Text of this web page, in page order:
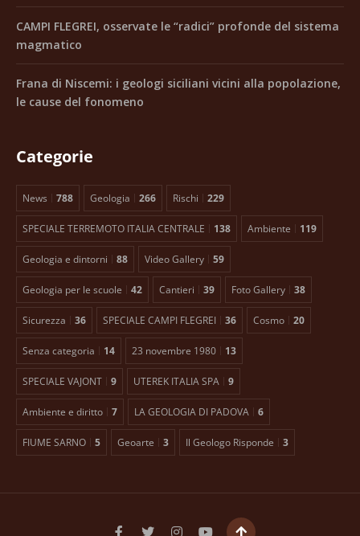
CAMPI FLEGREI, osservate le “radici” profonde del sistema
magmatico
Frana di Niscemi: i geologi siciliani vicini alla popolazione,
le cause del fonomeno
Categorie
News 788 Geologia 266 Rischi 229
SPECIALE TERREMOTO ITALIA CENTRALE 138 Ambiente 119
Geologia e dintorni 88 Video Gallery 59
Geologia per le scuole 42 Cantieri 39 Foto Gallery 38
Sicurezza 36 SPECIALE CAMPI FLEGREI 36 Cosmo 20
Senza categoria 14 23 novembre 1980 13
SPECIALE VAJONT 9 UTEREK ITALIA SPA 9
Ambiente e diritto 7 LA GEOLOGIA DI PADOVA 6
FIUME SARNO 5 Geoarte 3 Il Geologo Risponde 3